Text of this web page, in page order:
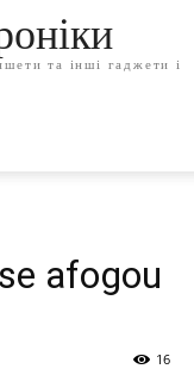
та інші гаджети і
afogou
16